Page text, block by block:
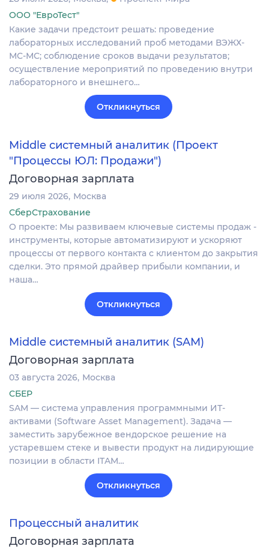
ООО "ЕвроТест"
Какие задачи предстоит решать: проведение
лабораторных исследований проб методами ВЭЖХ-
МС-МС; соблюдение сроков выдачи результатов;
осуществление мероприятий по проведению внутри
лабораторного и внешнего…
Откликнуться
Middle системный аналитик (Проект
"Процессы ЮЛ: Продажи")
Договорная зарплата
29 июля 2026 Москва
СберСтрахование
О проекте: Мы развиваем ключевые системы продаж -
инструменты, которые автоматизируют и ускоряют
процессы от первого контакта с клиентом до закрытия
сделки. Это прямой драйвер прибыли компании, и
наша…
Откликнуться
Middle системный аналитик (SAM)
Договорная зарплата
03 августа 2026 Москва
СБЕР
SAM — система управления программными ИТ-
активами (Software Asset Management). Задача —
заместить зарубежное вендорское решение на
устаревшем стеке и вывести продукт на лидирующие
позиции в области ITAM…
Откликнуться
Процессный аналитик
Договорная зарплата